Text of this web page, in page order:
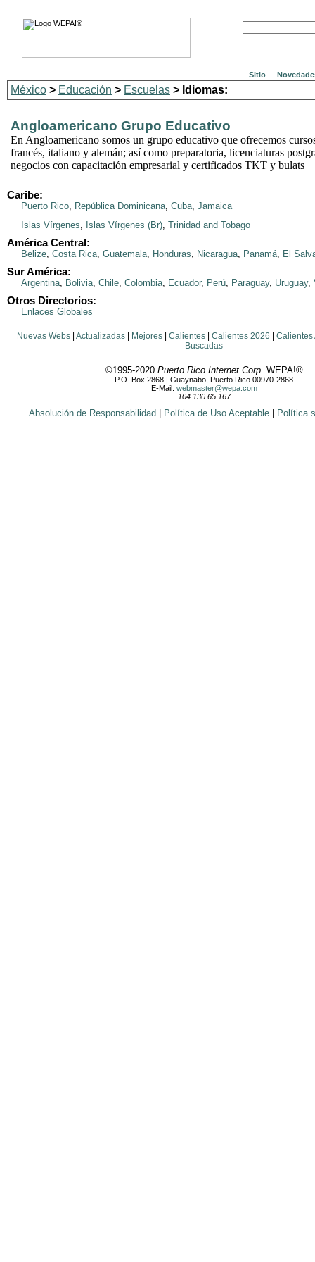
Sitio
México > Educación > Escuelas > Idiomas:
Angloamericano Grupo Educativo
En Angloamericano somos un grupo educativo que ofrecemos
francés, italiano y alemán; así como preparatoria, licenciaturas
negocios con capacitación empresarial y certificados TKT y bulats
Caribe:
Puerto Rico, República Dominicana, Cuba, Jamaica
Islas Vírgenes, Islas Vírgenes (Br), Trinidad and Tobago
América Central:
Belize, Costa Rica, Guatemala, Honduras, Nicaragua, Panamá, El
Sur América:
Argentina, Bolivia, Chile, Colombia, Ecuador, Perú, Paraguay, Uruguay,
Otros Directorios:
Enlaces Globales
Nuevas Webs| Actualizadas| Mejores| Calientes| Calientes 2026
Calientes
Buscadas
©1995-2020 Puerto Rico Internet Corp. WEPA!®
P.O. Box 2868 | Guaynabo, Puerto Rico 00970-2868
E-Mail: webmaster@wepa.com
104.130.65.167
Absolución de Responsabilidad Política de Uso Aceptable Política